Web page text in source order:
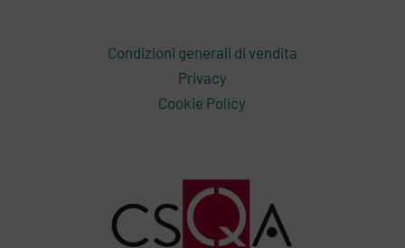
Condizioni generali di vendita
Privacy
Cookie Policy